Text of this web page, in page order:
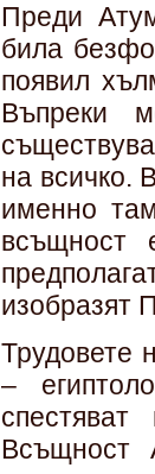
Преди
била
появил
Въпреки
на всичко.
именно
всъщност
изобразят
Трудовете
–
Всъщност